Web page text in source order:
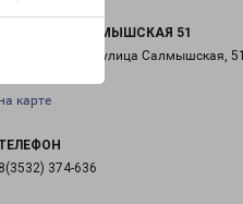
САЛМЫШСКАЯ 51
Оренбург, улица Салмышская, 51
карте
374-636